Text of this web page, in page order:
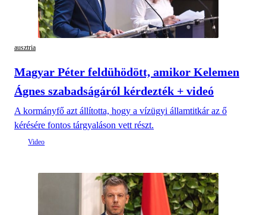
ausztria
Magyar Péter feldühödött, amikor Kelemen
Ágnes szabadságáról kérdezték + videó
A kormányfő azt állította, hogy a vízügyi államtitkár az ő
kérésére fontos tárgyaláson vett részt.